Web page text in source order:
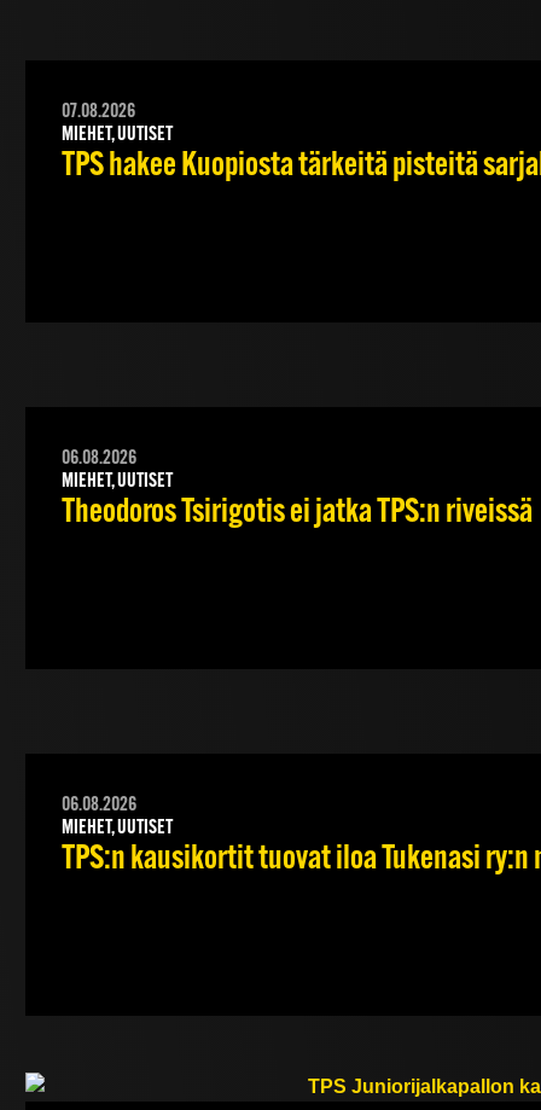
07.08.2026
MIEHET, UUTISET
TPS hakee Kuopiosta tärkeitä pisteitä
06.08.2026
MIEHET, UUTISET
Theodoros Tsirigotis ei jatka TPS:n riveissä
06.08.2026
MIEHET, UUTISET
TPS:n kausikortit tuovat iloa Tukenasi